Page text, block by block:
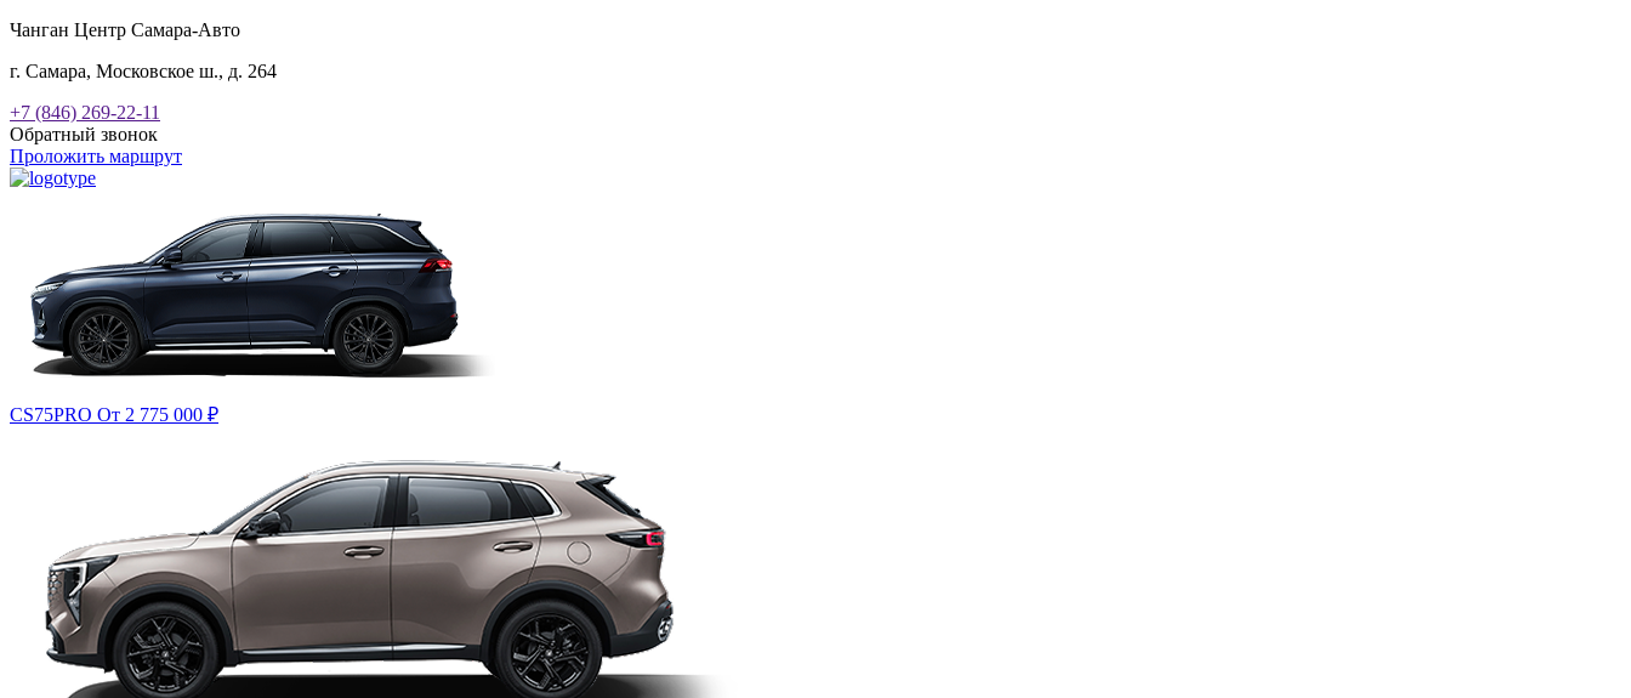
Чанган Центр Самара-Авто
г. Самара, Московское ш., д. 264
+7 (846) 269-22-11
Обратный звонок
Проложить маршрут
CS75PRO От 2 775 000 ₽